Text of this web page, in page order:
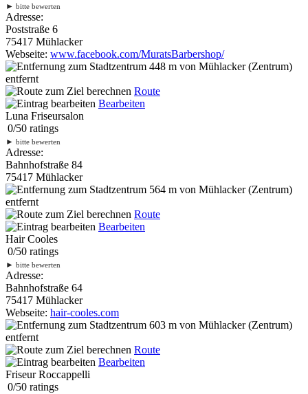
► bitte bewerten
Adresse:
Poststraße 6
75417 Mühlacker
Webseite: www.facebook.com/MuratsBarbershop/
448 m von Mühlacker (Zentrum)
entfernt
Route
Bearbeiten
Luna Friseursalon
0/50 ratings
► bitte bewerten
Adresse:
Bahnhofstraße 84
75417 Mühlacker
564 m von Mühlacker (Zentrum)
entfernt
Route
Bearbeiten
Hair Cooles
0/50 ratings
► bitte bewerten
Adresse:
Bahnhofstraße 64
75417 Mühlacker
Webseite: hair-cooles.com
603 m von Mühlacker (Zentrum)
entfernt
Route
Bearbeiten
Friseur Roccappelli
0/50 ratings